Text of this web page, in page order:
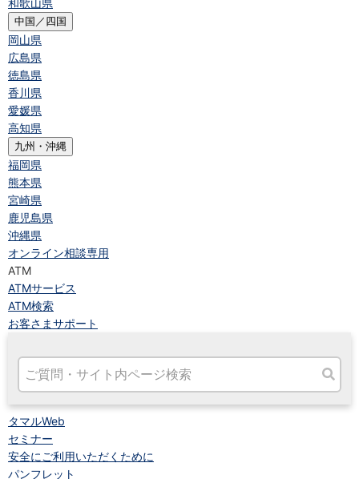
和歌山県
中国／四国
岡山県
広島県
徳島県
香川県
愛媛県
高知県
九州・沖縄
福岡県
熊本県
宮崎県
鹿児島県
沖縄県
オンライン相談専用
ATM
ATMサービス
ATM検索
お客さまサポート
タマルWeb
セミナー
安全にご利用いただくために
パンフレット